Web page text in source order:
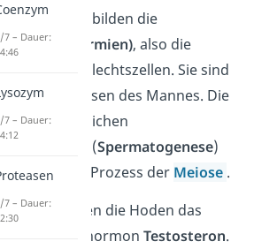
Hoden
bilden die
(Spermien), also die
Geschlechtszellen. Sie sind
die Keimdrüsen des Mannes. Die
der männlichen
(Spermatogenese)
durch den Prozess der Meiose .
produzieren die Hoden das
Sexualhormon Testosteron.
7 – Dauer:
7 – Dauer:
7 – Dauer: